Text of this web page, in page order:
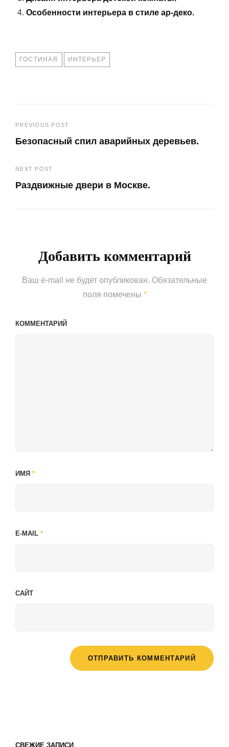
Особенности интерьера в стиле ар-деко.
TAGS
ГОСТИНАЯ ИНТЕРЬЕР
Навигация
по
записям
PREVIOUS POST
Безопасный спил аварийных деревьев.
Post
NEXT POST
Раздвижные двери в Москве.
Добавить комментарий
Ваш e-mail не будет опубликован. Обязательные
поля помечены *
КОММЕНТАРИЙ
ИМЯ *
E-MAIL *
САЙТ
СВЕЖИЕ ЗАПИСИ